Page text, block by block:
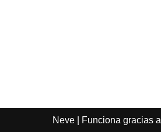
Neve| Funciona gracias a